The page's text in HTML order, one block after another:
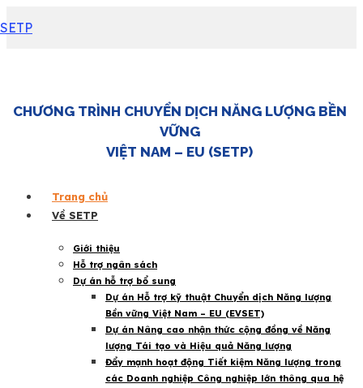
SETP
CHƯƠNG TRÌNH CHUYỂN DỊCH NĂNG LƯỢNG BỀN
VỮNG
VIỆT NAM – EU (SETP)
Trang chủ
Về SETP
Giới thiệu
Hỗ trợ ngân sách
Dự án hỗ trợ bổ sung
Dự án Hỗ trợ kỹ thuật Chuyển dịch Năng lượng
Bền vững Việt Nam – EU (EVSET)
Dự án Nâng cao nhận thức cộng đồng về Năng
lượng Tái tạo và Hiệu quả Năng lượng
Đẩy mạnh hoạt động Tiết kiệm Năng lượng trong
các Doanh nghiệp Công nghiệp lớn thông qua hệ